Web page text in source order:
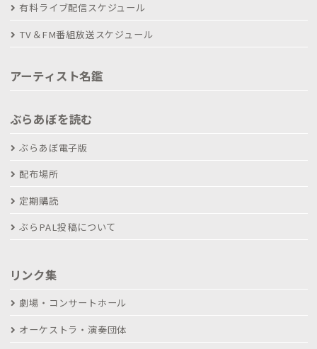
有料ライブ配信スケジュール
TV＆FM番組放送スケジュール
アーティスト名鑑
ぶらあぼを読む
ぶらあぼ電子版
配布場所
定期購読
ぶらPAL投稿について
リンク集
劇場・コンサートホール
オーケストラ・演奏団体